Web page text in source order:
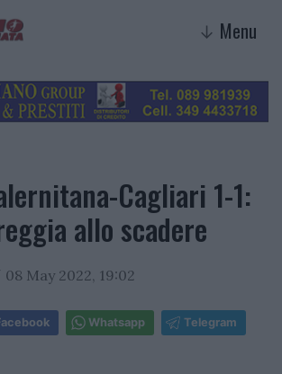
↓ Menu
Cagliari 1-1:
allo scadere
08 May 2022, 19:02
Whatsapp Telegram